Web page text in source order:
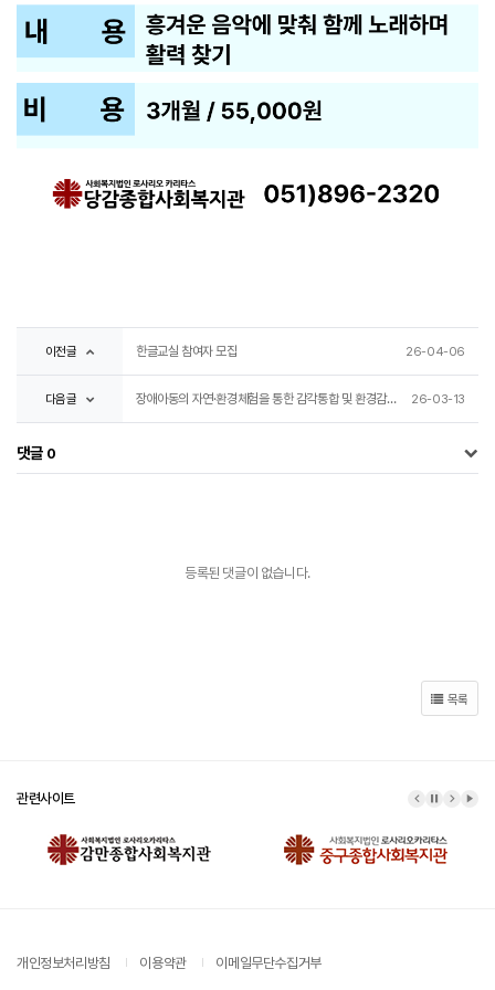
이전글 한글교실 참여자 모집 26-04-06
다음글 장애아동의 자연·환경체험을 통한 감각통합 및 환경감수성 향상 프로그램 [초록빛 꿈나무] 참여자모집 26-03-13
댓글 0
등록된 댓글이 없습니다.
목록
관련사이트 이전 배너
배너 정지
다음 배
배
개인정보처리방침 이용약관 이메일무단수집거부